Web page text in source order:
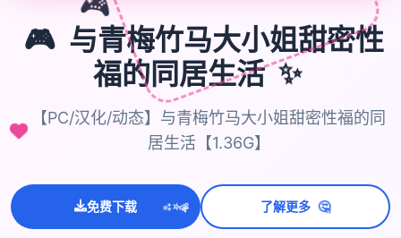
🎮
🎮 与青梅竹马大小姐甜密性
福的同居生活 ✨
【PC/汉化/动态】与青梅竹马大小姐甜密性福的同
居生活【1.36G】
免费下载 ✨⭐💫 了解更多 🤔